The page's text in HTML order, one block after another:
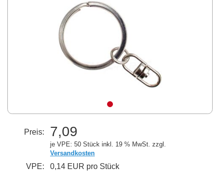
Preis: 7,09
je VPE: 50 Stück inkl. 19 % MwSt. zzgl.
Versandkosten
VPE:
0,14 EUR pro Stück